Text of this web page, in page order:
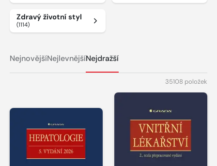
Zdravý životní styl
(1114)
NejnovějšíNejlevnějšíNejdražší
35108 položek